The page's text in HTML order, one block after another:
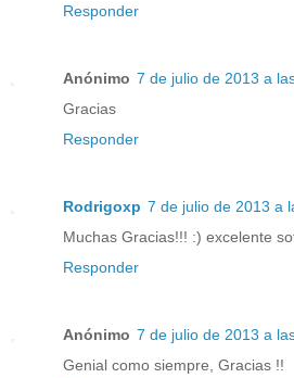
Responder
Anónimo 7 de julio de 2013 a
Gracias
Responder
Rodrigoxp 7 de julio de 2013 a
Muchas Gracias!!! :) excelente
Responder
Anónimo 7 de julio de 2013 a
Genial como siempre, Gracias !!